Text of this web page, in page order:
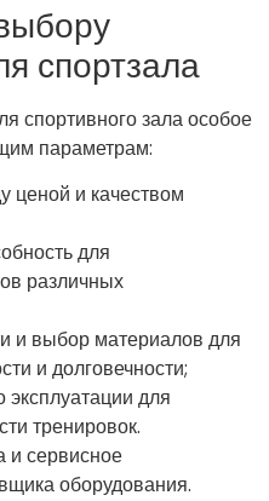
спортзала
спортивного зала особое
параметрам:
ценой и качеством
для
различных
и выбор материалов для
и долговечности;
эксплуатации для
тренировок.
и сервисное
оборудования.